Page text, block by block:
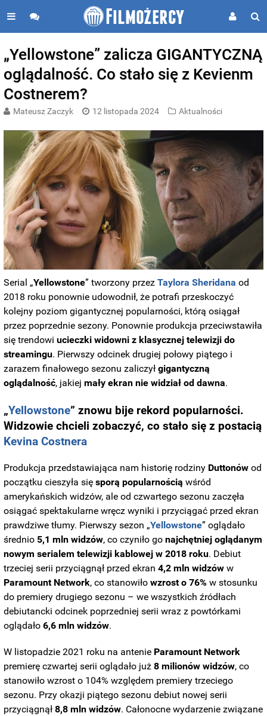
„Yellowstone” zalicza GIGANTYCZNĄ
oglądalność. Co stało się z Kevienm
Costnerem?
Mateusz Zaczyk 12 listopada 2024 Aktualności
Serial „Yellowstone” tworzony przezTaylora Sheridana od
2018 roku ponownie udowodnił, że potrafi przeskoczyć
kolejny poziom gigantycznej popularności, którą osiągał
przez poprzednie sezony. Ponownie produkcja przeciwstawiła
się trendowiucieczki widowni z klasycznej telewizji do
streamingu. Pierwszy odcinek drugiej połowy piątego i
zarazem finałowego sezonu zaliczyłgigantyczną
oglądalność, jakiejmały ekran nie widział od dawna.
„Yellowstone” znowu bije rekord popularności.
Widzowie chcieli zobaczyć, co stało się z postacią
Kevina Costnera
Produkcja przedstawiająca nam historię rodziny Duttonów od
początku cieszyła sięsporą popularnością wśród
amerykańskich widzów, ale od czwartego sezonu zaczęła
osiągać spektakularne wręcz wyniki i przyciągać przed ekran
prawdziwe tłumy. Pierwszy sezon „Yellowstone” oglądało
średnio 5,1 mln widzów, co czyniło gonajchętniej oglądanym
nowym serialem telewizji kablowej w 2018 roku. Debiut
trzeciej serii przyciągnął przed ekran4,2 mln widzów w
Paramount Network, co stanowiłowzrost o 76% w stosunku
do premiery drugiego sezonu –we wszystkich źródłach
debiutancki odcinek poprzedniej serii wraz z powtórkami
oglądało 6,6 mln widzów.
W listopadzie 2021 roku na antenie Paramount Network
premierę czwartej serii oglądało już8 milionów widzów, co
stanowiło wzrost o 104% względem premiery trzeciego
sezonu. Przy okazji piątego sezonudebiut nowej serii
przyciągnął8,8 mln widzów. Całonocne wydarzenie związane